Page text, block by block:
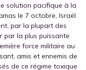
solution pacifique à la
le 7 octobre, Israël
par la plupart des
par la plus puissante
force militaire au
amis et ennemis de
de ce régime toxique